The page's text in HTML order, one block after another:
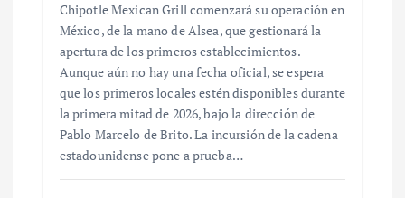
Chipotle Mexican Grill comenzará su operación en
México, de la mano de Alsea, que gestionará la
apertura de los primeros establecimientos.
Aunque aún no hay una fecha oficial, se espera
que los primeros locales estén disponibles durante
la primera mitad de 2026, bajo la dirección de
Pablo Marcelo de Brito. La incursión de la cadena
estadounidense pone a prueba…